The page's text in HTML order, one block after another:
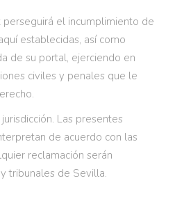
el incumplimiento de
establecidas, así como
de su portal, ejerciendo en
civiles y penales que le
Las presentes
de acuerdo con las
reclamación serán
tribunales de Sevilla.